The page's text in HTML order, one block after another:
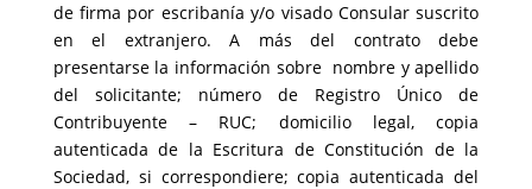
de firma por escribanía y/o visado Consular suscrito
en el extranjero. A más del contrato debe
presentarse la información sobre nombre y apellido
del solicitante; número de Registro Único de
Contribuyente – RUC; domicilio legal, copia
autenticada de la Escritura de Constitución de la
Sociedad, si correspondiere; copia autenticada del